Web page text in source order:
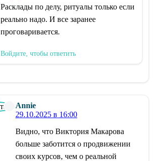
Расклады по делу, ритуалы только если
реально надо. И все заранее
проговаривается.
Войдите, чтобы ответить
Annie
29.10.2025 в 16:00
Видно, что Виктория Макарова
больше заботится о продвижении
своих курсов, чем о реальной